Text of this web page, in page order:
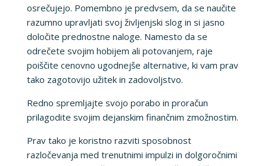
osrečujejo. Pomembno je predvsem, da se naučite
razumno upravljati svoj življenjski slog in si jasno
določite prednostne naloge. Namesto da se
odrečete svojim hobijem ali potovanjem, raje
poiščite cenovno ugodnejše alternative, ki vam prav
tako zagotovijo užitek in zadovoljstvo.
Redno spremljajte svojo porabo in proračun
prilagodite svojim dejanskim finančnim zmožnostim.
Prav tako je koristno razviti sposobnost
razločevanja med trenutnimi impulzi in dolgoročnimi